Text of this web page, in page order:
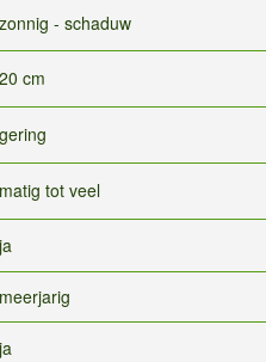
zonnig - schaduw
20 cm
gering
matig tot veel
ja
meerjarig
ja